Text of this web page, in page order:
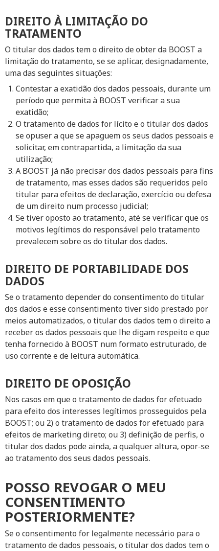
DIREITO À LIMITAÇÃO DO
TRATAMENTO
O titular dos dados tem o direito de obter da BOOST a
limitação do tratamento, se se aplicar, designadamente,
uma das seguintes situações:
Contestar a exatidão dos dados pessoais, durante um
período que permita à BOOST verificar a sua
exatidão;
O tratamento de dados for lícito e o titular dos dados
se opuser a que se apaguem os seus dados pessoais e
solicitar, em contrapartida, a limitação da sua
utilização;
A BOOST já não precisar dos dados pessoais para fins
de tratamento, mas esses dados são requeridos pelo
titular para efeitos de declaração, exercício ou defesa
de um direito num processo judicial;
Se tiver oposto ao tratamento, até se verificar que os
motivos legítimos do responsável pelo tratamento
prevalecem sobre os do titular dos dados.
DIREITO DE PORTABILIDADE DOS
DADOS
Se o tratamento depender do consentimento do titular
dos dados e esse consentimento tiver sido prestado por
meios automatizados, o titular dos dados tem o direito a
receber os dados pessoais que lhe digam respeito e que
tenha fornecido à BOOST num formato estruturado, de
uso corrente e de leitura automática.
DIREITO DE OPOSIÇÃO
Nos casos em que o tratamento de dados for efetuado
para efeito dos interesses legítimos prosseguidos pela
BOOST; ou 2) o tratamento de dados for efetuado para
efeitos de marketing direto; ou 3) definição de perfis, o
titular dos dados pode ainda, a qualquer altura, opor-se
ao tratamento dos seus dados pessoais.
POSSO REVOGAR O MEU
CONSENTIMENTO
POSTERIORMENTE?
Se o consentimento for legalmente necessário para o
tratamento de dados pessoais, o titular dos dados tem o